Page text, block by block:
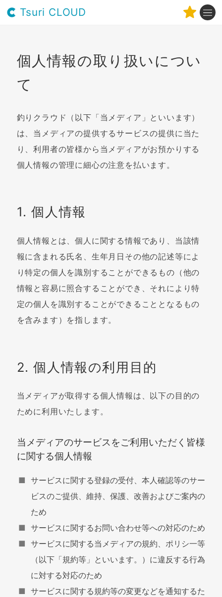
Tsuri CLOUD
個人情報の取り扱いについ
て
釣りクラウド（以下「当メディア」といいます）
は、当メディアの提供するサービスの提供に当た
り、利用者の皆様から当メディアがお預かりする
個人情報の管理に細心の注意を払います。
1. 個人情報
個人情報とは、個人に関する情報であり、当該情
報に含まれる氏名、生年月日その他の記述等によ
り特定の個人を識別することができるもの（他の
情報と容易に照合することができ、それにより特
定の個人を識別することができることとなるもの
を含みます）を指します。
2. 個人情報の利用目的
当メディアが取得する個人情報は、以下の目的の
ために利用いたします。
当メディアのサービスをご利用いただく皆様
に関する個人情報
サービスに関する登録の受付、本人確認等のサー
ビスのご提供、維持、保護、改善およびご案内の
ため
サービスに関するお問い合わせ等への対応のため
サービスに関する当メディアの規約、ポリシ一等
（以下「規約等」といいます。）に違反する行為
に対する対応のため
サービスに関する規約等の変更などを通知するた